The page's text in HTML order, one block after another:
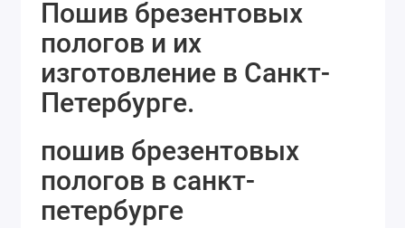
Пошив брезентовых
пологов и их
изготовление в Санкт-
Петербурге.
пошив брезентовых
пологов в санкт-
петербурге